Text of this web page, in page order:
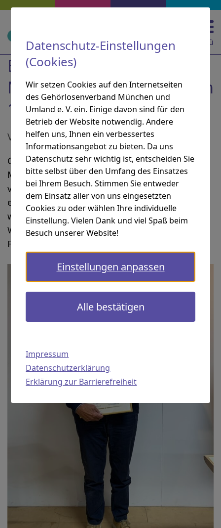
Datenschutz-Einstellungen
(Cookies)
Wir setzen Cookies auf den Internetseiten
des Gehörlosenverband München und
Umland e. V. ein. Einige davon sind für den
Betrieb der Website notwendig. Andere
helfen uns, Ihnen ein verbessertes
Informationsangebot zu bieten. Da uns
Datenschutz sehr wichtig ist, entscheiden Sie
bitte selbst über den Umfang des Einsatzes
bei Ihrem Besuch. Stimmen Sie entweder
dem Einsatz aller von uns eingesetzten
Cookies zu oder wählen Ihre individuelle
Einstellung. Vielen Dank und viel Spaß beim
Besuch unserer Website!
Einstellungen anpassen
Alle bestätigen
Impressum
Datenschutzerklärung
Erklärung zur Barrierefreiheit
Navigation und Service
Zur Hauptnavigation springen
Zur Suche springen
Zum Inhalt springen
Zu den Service-Informationen springen
Menü
Ehrung bei der
Mitgliederversammlung am
10.11.2023
Von Cornelia von Pappenheim
Gestern am 10.11.2023 fand die
Mitgliederversammlung des GMU’s statt. Sie
verlief sehr harmonisch, der Vorstand wurde
entlastet, sowie der Haushaltsplan für 2024
wurde genehmigt.
Wir danken den Mitgliedsvereinen und
Fördermitglieder für das Vertrauen.